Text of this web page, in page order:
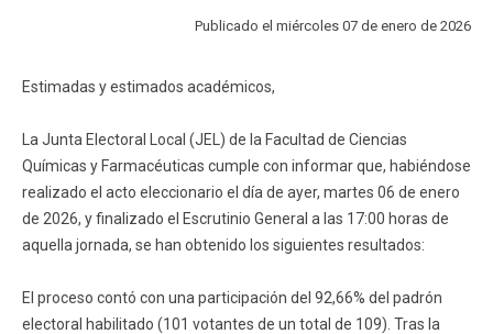
Estudiantes
Funcionarios Egresados
Publicado el miércoles 07 de enero de 2026
Estimadas y estimados académicos,
La Junta Electoral Local (JEL) de la Facultad de Ciencias
Químicas y Farmacéuticas cumple con informar que, habiéndose
realizado el acto eleccionario el día de ayer, martes 06 de enero
de 2026, y finalizado el Escrutinio General a las 17:00 horas de
aquella jornada, se han obtenido los siguientes resultados:
El proceso contó con una participación del 92,66% del padrón
electoral habilitado (101 votantes de un total de 109). Tras la